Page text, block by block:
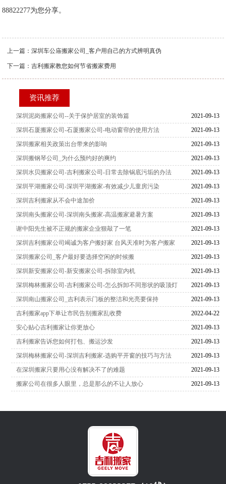
88822277为您分享。
上一篇：深圳车公庙搬家公司_客户用自己的方式辨明真伪
下一篇：吉利搬家教您如何节省搬家费用
资讯推荐
2021-09-13
深圳泥岗搬家公司--关于保护居室的装饰篇
2021-09-13
深圳石厦搬家公司-石厦搬家公司-电动窗帘的使用方法
2021-09-13
深圳搬家相关政策出台带来的影响
2021-09-13
深圳搬钢琴公司_为什么预约好的爽约
2021-09-13
深圳水贝搬家公司-吉利搬家公司-日常去除锅底污垢的办法
2021-09-13
深圳平湖搬家公司-深圳平湖搬家-有效减少儿童房污染
2021-09-13
深圳吉利搬家从不会中途加价
2021-09-13
深圳南头搬家公司-深圳南头搬家-高温搬家避暑方案
2021-09-13
谢中阳先生被不正规的搬家企业狠敲了一笔
2021-09-13
深圳吉利搬家公司竭诚为客户搬好家 台风天准时为客户搬家
2021-09-13
深圳搬家公司_客户最好要选择空闲的时候搬
2021-09-13
深圳新安搬家公司-新安搬家公司-拆除室内机
2021-09-13
深圳梅林搬家公司-吉利搬家公司-怎么拆卸不同形状的吸顶灯
2021-09-13
深圳南山搬家公司_吉利表示门板的整洁和光亮要保持
2022-04-22
吉利搬家app下单让市民告别搬家乱收费
2021-09-13
安心贴心吉利搬家让你更放心
2021-09-13
吉利搬家告诉您如何打包、搬运沙发
2021-09-13
深圳梅林搬家公司-深圳吉利搬家-选购平开窗的技巧与方法
2021-09-13
在深圳搬家只要用心没有解决不了的难题
2021-09-13
搬家公司在很多人眼里，总是那么的不让人放心